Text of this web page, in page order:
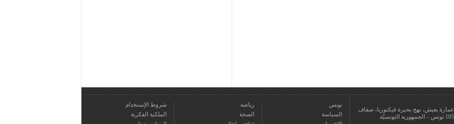
Yfidelity عمارة يعيش، نهج بحيرة فيكتوريا، ضفاف
تونس
السياسة
رياضة
الصحة
شروط الإستخدام
الملكية الفكرية